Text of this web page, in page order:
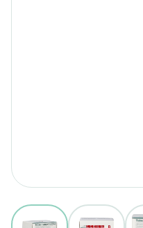
View larger image
View